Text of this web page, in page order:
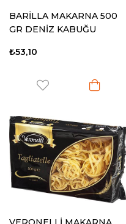
BARİLLA MAKARNA 500
GR DENİZ KABUĞU
₺53,10